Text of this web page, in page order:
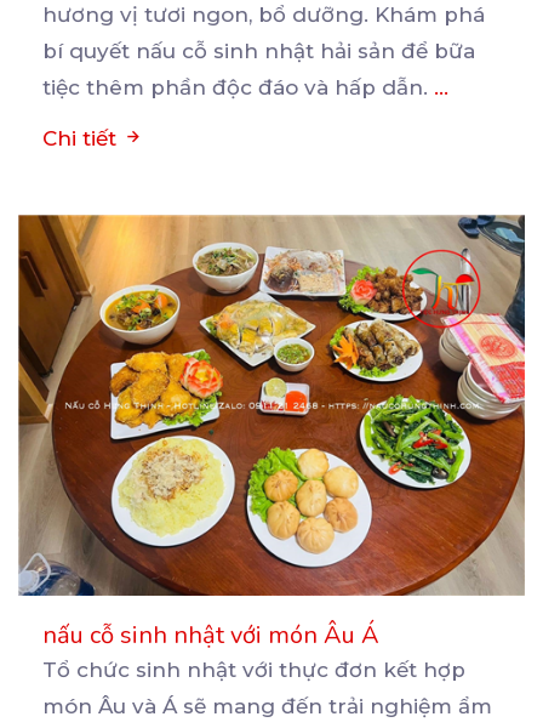
hương vị tươi ngon, bổ dưỡng. Khám phá
bí quyết nấu cỗ sinh nhật hải sản để bữa
tiệc thêm phần độc đáo và hấp dẫn. ...
Chi tiết
nấu cỗ sinh nhật với món Âu Á
Tổ chức sinh nhật với thực đơn kết hợp
món Âu và Á sẽ mang đến trải nghiệm ẩm